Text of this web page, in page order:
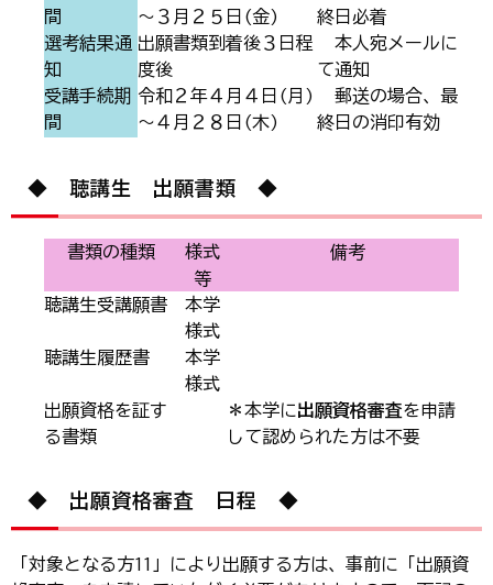
間
～３月２５日(金)
終日必着
選考結果通
知
出願書類到着後３日程
度後
本人宛メールに
て通知
受講手続期
間
令和２年４月４日(月)
～４月２８日(木)
郵送の場合、最
終日の消印有効
◆ 聴講生 出願書類 ◆
書類の種類
様式
等
備考
聴講生受講願書
本学
様式
聴講生履歴書
本学
様式
出願資格を証す
る書類
＊本学に出願資格審査を申請
して認められた方は不要
◆ 出願資格審査 日程 ◆
「対象となる方11」により出願する方は、事前に「出願資